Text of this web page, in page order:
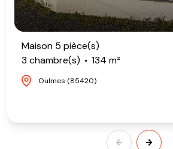
Maison 5 pièce(s)
3 chambre(s)
134 m²
Oulmes (85420)